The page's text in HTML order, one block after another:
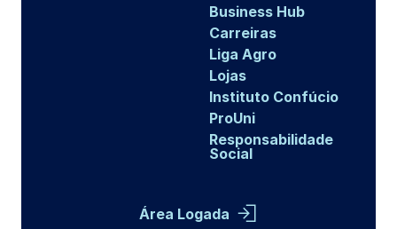
Business Hub
Carreiras
Liga Agro
Lojas
Instituto Confúcio
ProUni
Responsabilidade
Social
Área Logada